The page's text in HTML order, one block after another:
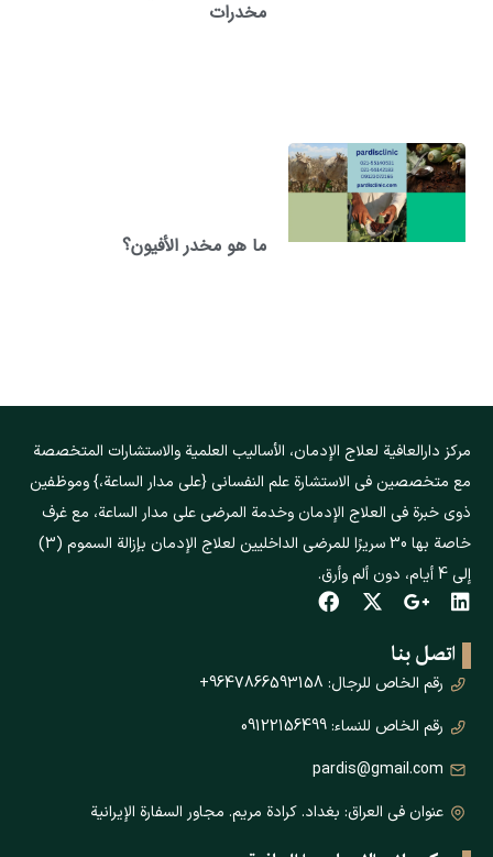
مخدرات
ما هو مخدر الأفيون؟
مركز دارالعافیة لعلاج الإدمان، الأساليب العلمية والاستشارات المتخصصة
مع متخصصين في الاستشارة علم النفسانی {على مدار الساعة،} وموظفين
ذوي خبرة في العلاج الإدمان وخدمة المرضى على مدار الساعة، مع غرف
خاصة بها 30 سريرًا للمرضى الداخليين لعلاج الإدمان بإزالة السموم (3)
إلى 4 أيام، دون ألم وأرق.
اتصل بنا
رقم الخاص للرجال: 9647866593158+
رقم الخاص للنساء: 09122156499
pardis@gmail.com
عنوان في العراق: بغداد. كرادة مريم. مجاور السفارة الإيرانية